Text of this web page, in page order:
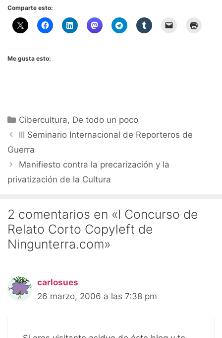
Comparte esto:
Me gusta esto:
Categorías
Cibercultura, De todo un poco
III Seminario Internacional de Reporteros de
Guerra
Manifiesto contra la precarización y la
privatización de la Cultura
2 comentarios en «I Concurso de
Relato Corto Copyleft de
Ningunterra.com»
carlosues
26 marzo, 2006 a las 7:38 pm